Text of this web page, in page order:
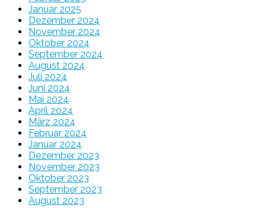
Januar 2025
Dezember 2024
November 2024
Oktober 2024
September 2024
August 2024
Juli 2024
Juni 2024
Mai 2024
April 2024
März 2024
Februar 2024
Januar 2024
Dezember 2023
November 2023
Oktober 2023
September 2023
August 2023